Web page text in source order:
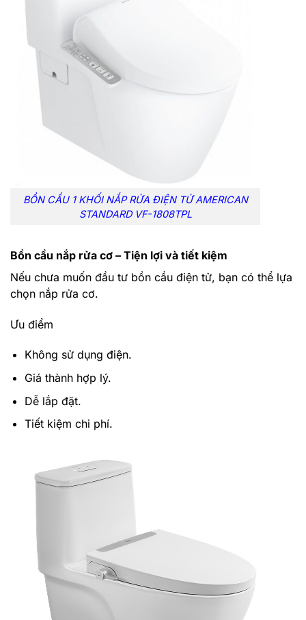
BỒN CẦU 1 KHỐI NẮP RỬA ĐIỆN TỬ AMERICAN
STANDARD VF-1808TPL
Bồn cầu nắp rửa cơ – Tiện lợi và tiết kiệm
Nếu chưa muốn đầu tư bồn cầu điện tử, bạn có thể lựa
chọn nắp rửa cơ.
Ưu điểm
Không sử dụng điện.
Giá thành hợp lý.
Dễ lắp đặt.
Tiết kiệm chi phí.